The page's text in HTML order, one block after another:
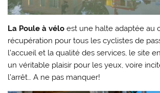
La Poule à vélo est une halte adaptée au
récupération pour tous les cyclistes de
l’accueil et la qualité des services, le site
un véritable plaisir pour les yeux, voire
l’arrêt… A ne pas manquer!